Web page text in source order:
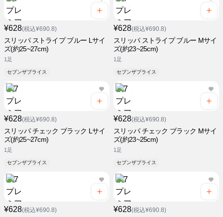
¥628(税込¥690.8)
スリッパ ストライプ ブルー Lサイ
ズ(約25~27cm)
1足
セブンザプライス
¥628(税込¥690.8)
スリッパ ストライプ ブルー Mサイ
ズ(約23~25cm)
1足
セブンザプライス
¥628(税込¥690.8)
スリッパ チェック ブラック Lサイ
ズ(約25~27cm)
1足
セブンザプライス
¥628(税込¥690.8)
スリッパ チェック ブラック Mサイ
ズ(約23~25cm)
1足
セブンザプライス
¥628(税込¥690.8) ¥628(税込¥690.8)